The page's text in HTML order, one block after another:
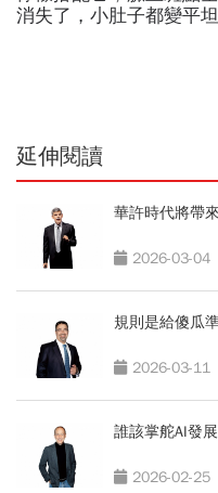
消失了，小肚子都變平
延伸閱讀
華許時代將帶
2026-03-04
規則是給傻瓜
2026-03-11
誰該掌舵AI發
2026-02-25